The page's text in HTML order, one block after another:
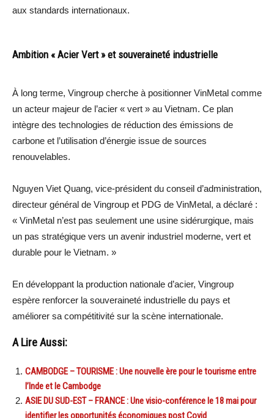
aux standards internationaux.
Ambition « Acier Vert » et souveraineté industrielle
À long terme, Vingroup cherche à positionner VinMetal comme
un acteur majeur de l’acier « vert » au Vietnam. Ce plan
intègre des technologies de réduction des émissions de
carbone et l’utilisation d’énergie issue de sources
renouvelables.
Nguyen Viet Quang, vice-président du conseil d’administration,
directeur général de Vingroup et PDG de VinMetal, a déclaré :
« VinMetal n’est pas seulement une usine sidérurgique, mais
un pas stratégique vers un avenir industriel moderne, vert et
durable pour le Vietnam. »
En développant la production nationale d’acier, Vingroup
espère renforcer la souveraineté industrielle du pays et
améliorer sa compétitivité sur la scène internationale.
A Lire Aussi:
CAMBODGE – TOURISME : Une nouvelle ère pour le tourisme entre
l’Inde et le Cambodge
ASIE DU SUD-EST – FRANCE : Une visio-conférence le 18 mai pour
identifier les opportunités économiques post Covid